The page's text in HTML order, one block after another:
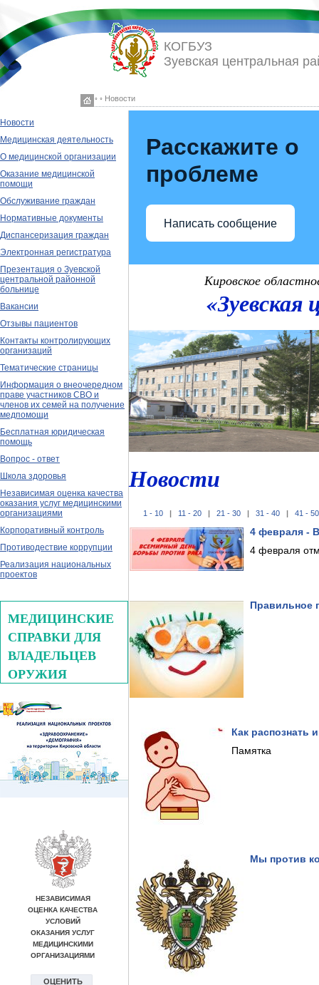
◦ ◦ Новости
КОГБУЗ
Зуевская центральная
Новости
Медицинская деятельность
О медицинской организации
Оказание медицинской
помощи
Обслуживание граждан
Нормативные документы
Диспансеризация граждан
Электронная регистратура
Презентация о Зуевской
центральной районной
больнице
Вакансии
Отзывы пациентов
Контакты контролирующих
организаций
Тематические страницы
Информация о внеочередном
праве участников СВО и
членов их семей на получение
медпомощи
Бесплатная юридическая
помощь
Вопрос - ответ
Школа здоровья
Независимая оценка качества
оказания услуг медицинскими
организациями
Корпоративный контроль
Противодествие коррупции
Реализация национальных
проектов
МЕДИЦИНСКИЕ
СПРАВКИ ДЛЯ
ВЛАДЕЛЬЦЕВ
ОРУЖИЯ
Расскажите о
проблеме
Написать сообщение
Кировское
Новости
1 - 10 | 11 - 20 | 21 - 30 | 31 - 40 | 41 - 50
4 февраля -
4 февраля
Правильное
Как распознать
Памятка
Мы против